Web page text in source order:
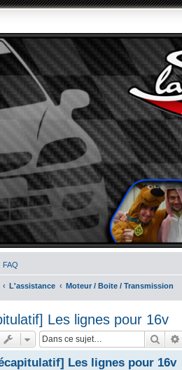
FAQ
L'assistance Moteur / Boite / Transmission
Les lignes pour 16v
Les lignes pour 16v